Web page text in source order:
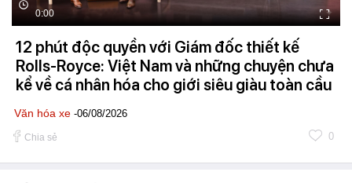
0:00
12 phút độc quyền với Giám đốc thiết kế
Rolls-Royce: Việt Nam và những chuyện chưa
kể về cá nhân hóa cho giới siêu giàu toàn cầu
Văn hóa xe -06/08/2026
Chia sẻ 0